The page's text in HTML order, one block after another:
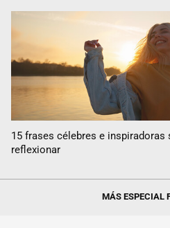
15 frases célebres e
reflexionar
MÁS ESPECIAL